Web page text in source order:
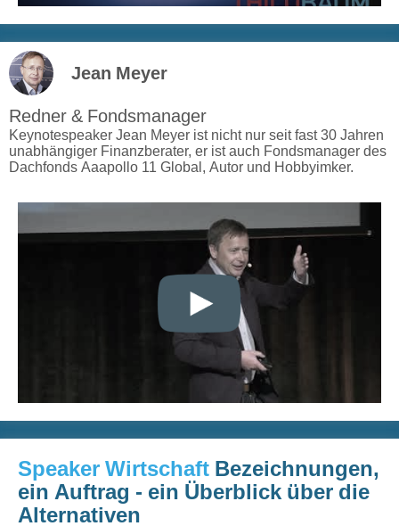
Jean Meyer
Redner & Fondsmanager
Keynotespeaker Jean Meyer ist nicht nur seit fast 30 Jahren
unabhängiger Finanzberater, er ist auch Fondsmanager des
Dachfonds Aaapollo 11 Global, Autor und Hobbyimker.
Speaker Wirtschaft Bezeichnungen,
ein Auftrag - ein Überblick über die
Alternativen